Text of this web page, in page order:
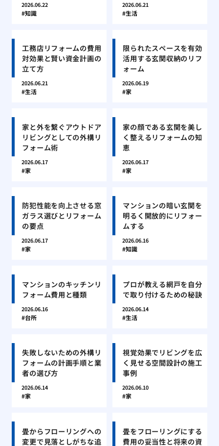
2026.06.22
知識
2026.06.21
生活
工務店リフォームの費用
対効果と賢い資金計画の
立て方
2026.06.21
生活
限られたスペースを有効
活用する玄関収納のリフ
ォーム
2026.06.19
家
家と外を繋ぐアウトドア
リビングとしての外構リ
フォーム術
2026.06.17
家
家の顔である玄関を美し
く整えるリフォームの知
恵
2026.06.17
家
防犯性能を向上させる窓
ガラス選びとリフォーム
の要点
2026.06.17
家
マンションの暗い玄関を
明るく開放的にリフォー
ムする
2026.06.16
知識
マンションのキッチンリ
フォーム費用と種類
2026.06.16
台所
プロが教える網戸を自分
で取り付けるための秘訣
2026.06.14
生活
失敗しないための外構リ
フォームの計画手順と業
者の選び方
2026.06.14
家
視覚効果でリビングを広
く見せる空間設計の施工
事例
2026.06.10
家
畳からフローリングへの
変更で見落としがちな追
畳をフローリングにする
費用の妥当性と将来の資